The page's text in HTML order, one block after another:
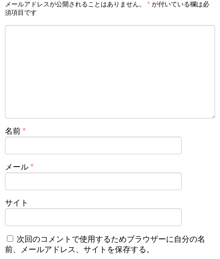
メールアドレスが公開されることはありません。 * が付いている欄は必
須項目です
名前 *
メール *
サイト
次回のコメントで使用するためブラウザーに自分の名
前、メールアドレス、サイトを保存する。